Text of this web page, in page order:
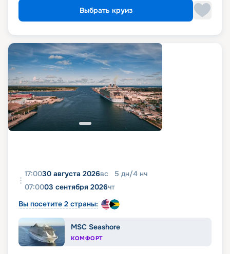
Выбрать круиз
17:0030 августа 2026вс 5 дн/4 нч
07:0003 сентября 2026чт
Вы посетите 2 страны:
MSC Seashore
КОМФОРТ